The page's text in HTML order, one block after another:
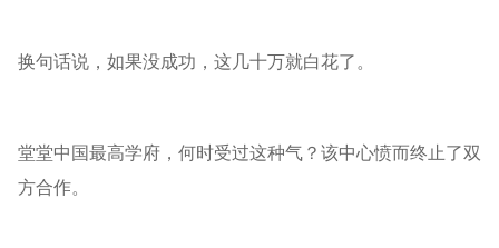
换句话说，如果没成功，这几十万就白花了。
堂堂中国最高学府，何时受过这种气？该中心愤而终止了双
方合作。